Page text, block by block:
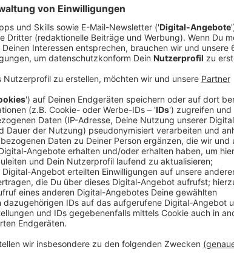
Die Polizei in Lüdenscheid will die Einhaltung des ab
Durchfahrtsverbots für schwere Kraftfahrzeuge an
Stadt kontrollieren. Von Montag (12. Juni) an werden
sieben Stellen in der Sauerlandstadt
ankündigte. Die Sperrung der maroden und
zentralen Autobahn 45 führt seit Dezember 2021 zu
in der Stadt und der angrenzenden Region.
Anzeige
Das Transitverbot gelte für Kraftfahrzeuge ab 3,5
Lastwagen in den Blick, es könnten aber auch etwa
Nutzung betroffen sein, sagte ein Sprecher der
Anzeige